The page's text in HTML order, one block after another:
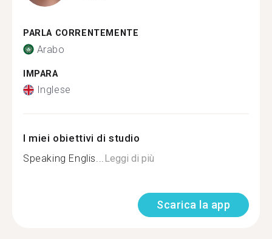
PARLA CORRENTEMENTE
Arabo
IMPARA
Inglese
I miei obiettivi di studio
Speaking Englis...Leggi di più
Scarica la app